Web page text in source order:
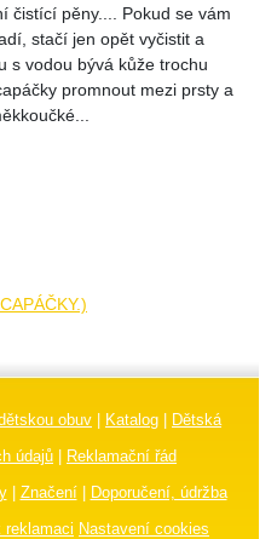
čistící pěny.... Pokud se vám
stačí jen opět vyčistit a
s vodou bývá kůže trochu
promnout mezi prsty a
obuv Katalog
Dětská
údajů
Reklamační řád
| Značení|
Doporučení, údržba
reklamaci Nastavení cookies